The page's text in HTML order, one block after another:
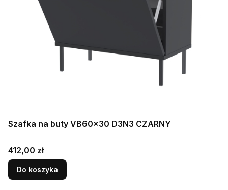
Szafka na buty VB60x30 D3N3 CZARNY
Cena
412,00 zł
Do koszyka